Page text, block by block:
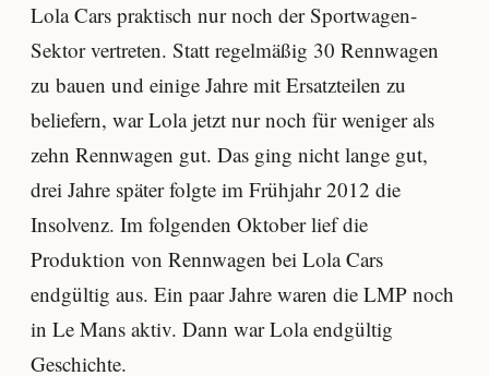
Lola Cars praktisch nur noch der Sportwagen-
Sektor vertreten. Statt regelmäßig 30 Rennwagen
zu bauen und einige Jahre mit Ersatzteilen zu
beliefern, war Lola jetzt nur noch für weniger als
zehn Rennwagen gut. Das ging nicht lange gut,
drei Jahre später folgte im Frühjahr 2012 die
Insolvenz. Im folgenden Oktober lief die
Produktion von Rennwagen bei Lola Cars
endgültig aus. Ein paar Jahre waren die LMP noch
in Le Mans aktiv. Dann war Lola endgültig
Geschichte.